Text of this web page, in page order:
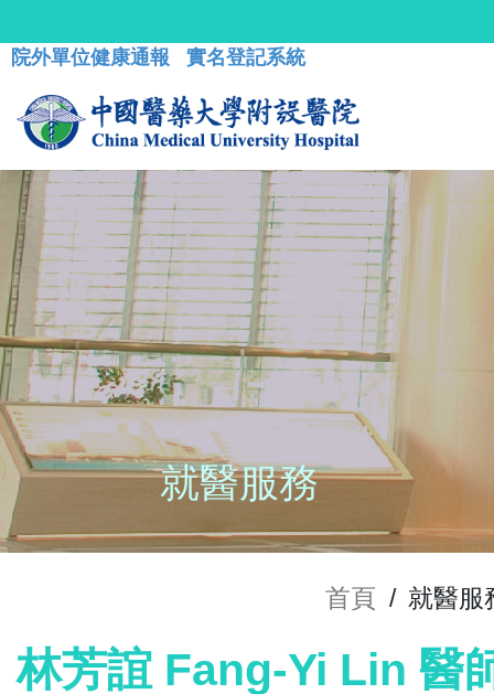
院外單位健康通報 實名登記系統
就醫服務
首頁 / 就醫服
林芳誼 Fang-Yi Lin 醫